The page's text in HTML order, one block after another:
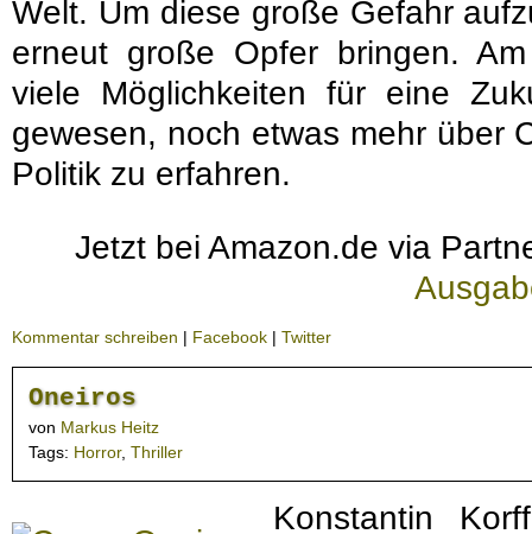
Welt. Um diese große Gefahr
erneut große Opfer bringen.
viele Möglichkeiten für eine
gewesen, noch etwas mehr über
Politik zu erfahren.
Jetzt bei Amazon.de via
Kommentar schreiben | Facebook | Twitter
Oneiros
von Markus Heitz
Tags: Horror, Thriller
Konstantin